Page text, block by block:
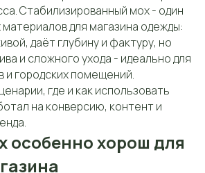
Стабилизированный мох - один
для магазина одежды:
даёт глубину и фактуру, но
и сложного ухода - идеально для
и городских помещений.
где и как использовать
на конверсию, контент и
особенно хорош для